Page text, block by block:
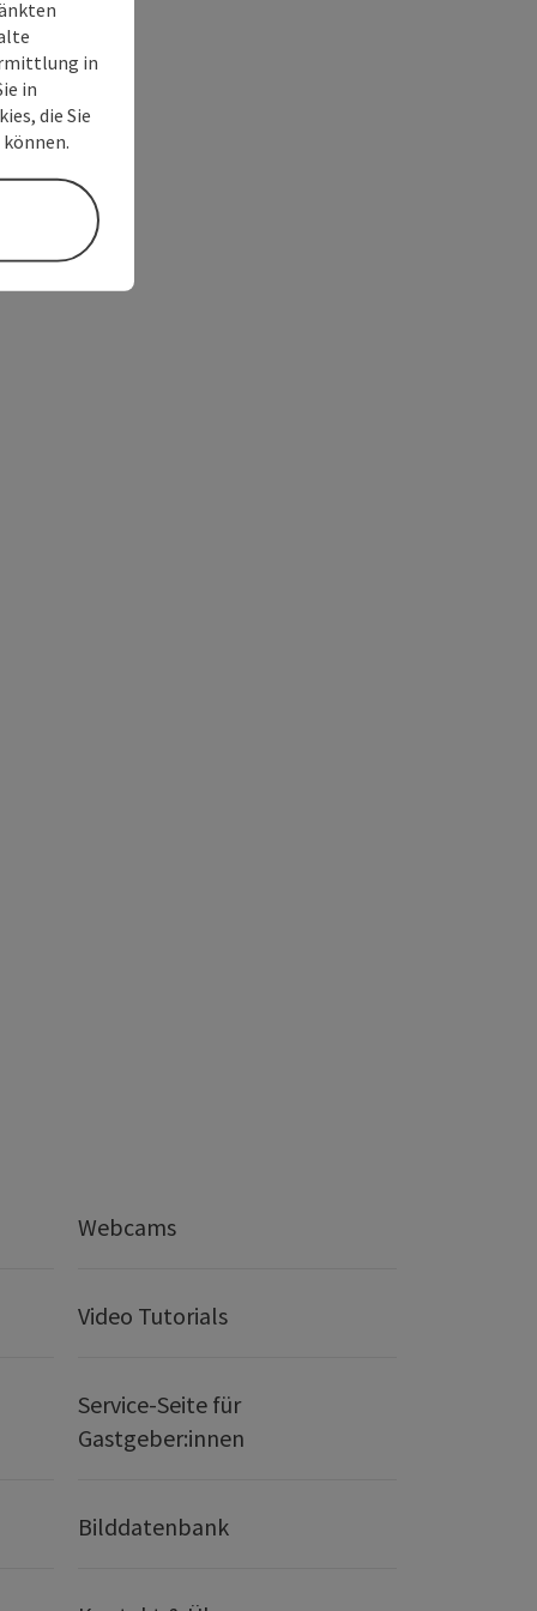
Webcams
Video Tutorials
Service-Seite für
Gastgeber:innen
Bilddatenbank
in
in
die Sie